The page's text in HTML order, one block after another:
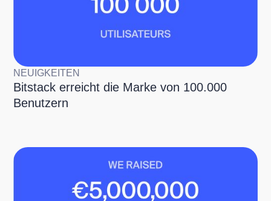
NEUIGKEITEN
Bitstack erreicht die Marke von 100.000
Benutzern